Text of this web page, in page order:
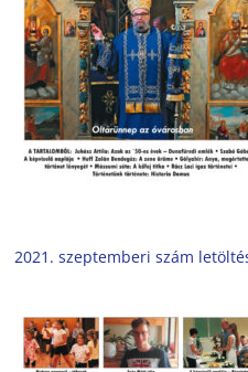
2021. szeptemberi szám